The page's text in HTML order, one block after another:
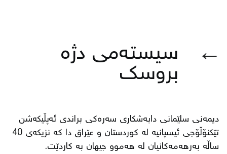
← سیستەمی دژە
بروسك
دیمەنی سلێمانی دابەشكاری سەرەكی براندی ئەپڵیكەشن
تێكنۆڵۆجی ئیسپانیە لە كوردستان و عێراق دا كە نزیكەی 40
ساڵە بەرهەمەكانیان لە هەموو جیهان بە كاردێت.